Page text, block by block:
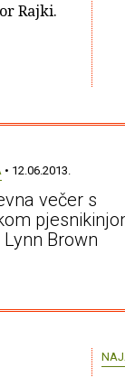
Rajki.
• 12.06.2013.
večer s
Lynn Brown